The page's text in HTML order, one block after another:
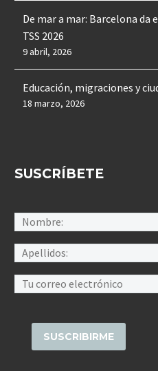
De mar a mar: Barcelona
TSS 2026
9 abril, 2026
Educación, migraciones y
18 marzo, 2026
SUSCRÍBETE